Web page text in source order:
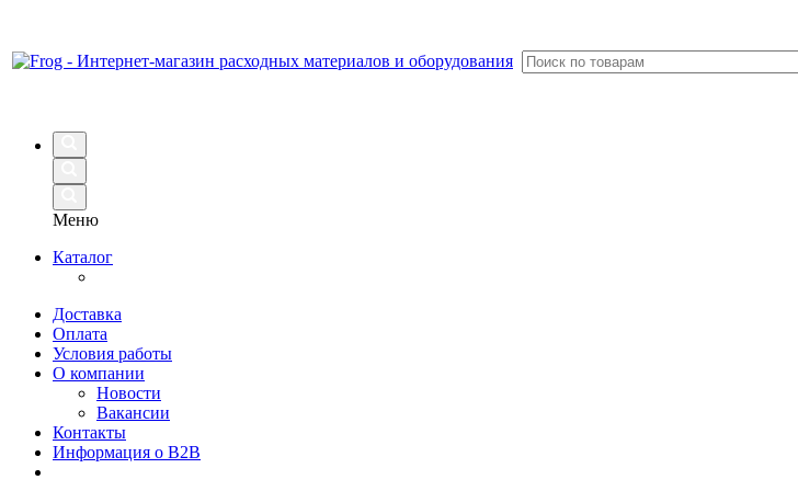
Меню
Каталог
Доставка
Оплата
Условия работы
О компании
Новости
Вакансии
Контакты
Информация о B2B